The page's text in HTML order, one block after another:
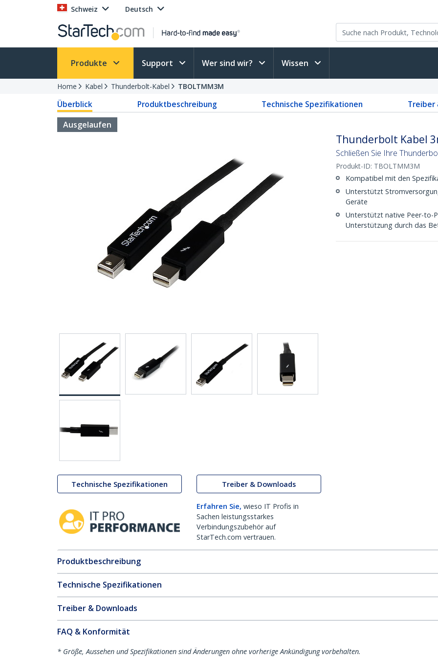
Schweiz Deutsch
Produkte Support Wer sind wir? Wissen
Home Kabel Thunderbolt-Kabel TBOLTMM3M
Überblick Produktbeschreibung Technische Spezifikationen Treiber
Ausgelaufen
Technische Spezifikationen Treiber & Downloads
Erfahren Sie, wieso IT Profis in
Sachen leistungsstarkes
Verbindungszubehör auf
StarTech.com vertrauen.
Thunderbolt Kabel
Schließen Sie Ihre
Produkt-ID: TBOLTMM3M
Kompatibel mit den
Unterstützt
Geräte
Unterstützt native Peer-to-
Unterstützung durch das
Produktbeschreibung
Technische Spezifikationen
Treiber & Downloads
FAQ & Konformität
* Größe, Aussehen und Spezifikationen sind Änderungen ohne vorherige Ankündigung vorbehalten.